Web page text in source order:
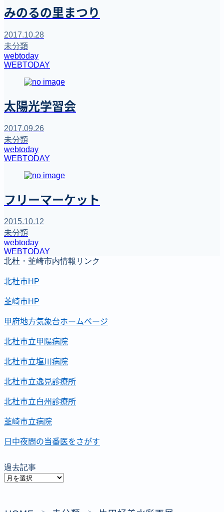
みのるの里まつり
2017.10.28
未分類
webtoday
WEBTODAY
太陽光学習会
2017.09.26
未分類
webtoday
WEBTODAY
フリーマーケット
2015.10.12
未分類
webtoday
WEBTODAY
北杜・韮崎市内情報リンク
北杜市HP
韮崎市HP
甲府地方気象台ホームページ
北杜市立甲陽病院
北杜市立塩川病院
北杜市立逸見診療所
北杜市立白州診療所
韮崎市立病院
日中夜間の当番医をさがす
過去記事
過